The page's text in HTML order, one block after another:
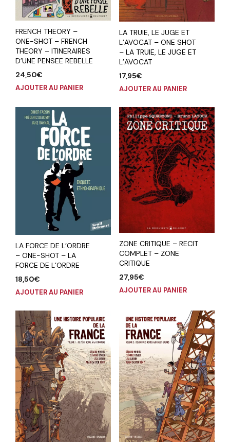
FRENCH THEORY –
ONE-SHOT – FRENCH
THEORY – ITINERAIRES
D’UNE PENSEE REBELLE
24,50€
AJOUTER AU PANIER
LA TRUIE, LE JUGE ET
L’AVOCAT – ONE SHOT
– LA TRUIE, LE JUGE ET
L’AVOCAT
17,95€
AJOUTER AU PANIER
LA FORCE DE L’ORDRE
– ONE-SHOT – LA
FORCE DE L’ORDRE
18,50€
AJOUTER AU PANIER
ZONE CRITIQUE – RECIT
COMPLET – ZONE
CRITIQUE
27,95€
AJOUTER AU PANIER